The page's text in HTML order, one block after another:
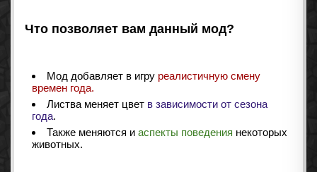
Что позволяет вам данный мод?
Мод добавляет в игру реалистичную смену
времен года.
Листва меняет цвет в зависимости от сезона
года.
Также меняются и аспекты поведения некоторых
животных.